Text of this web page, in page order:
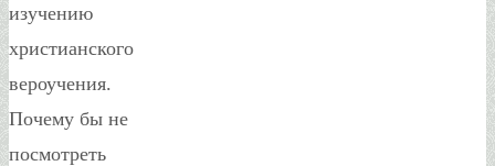
изучению
христианского
вероучения.
Почему бы не
посмотреть